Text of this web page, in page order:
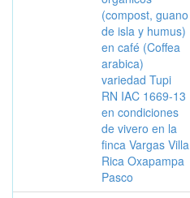
(compost, guano
de isla y humus)
en café (Coffea
arabica)
variedad Tupi
RN IAC 1669-13
en condiciones
de vivero en la
finca Vargas Villa
Rica Oxapampa
Pasco